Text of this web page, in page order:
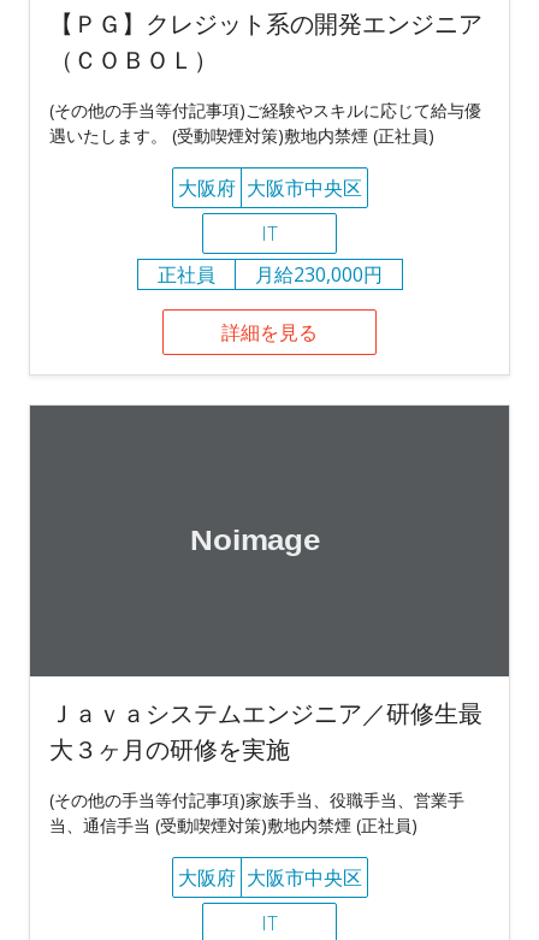
【ＰＧ】クレジット系の開発エンジニア
（ＣＯＢＯＬ）
(その他の手当等付記事項)ご経験やスキルに応じて給与優
遇いたします。 (受動喫煙対策)敷地内禁煙 (正社員)
大阪府 大阪市中央区
IT
正社員
月給230,000円
詳細を見る
Ｊａｖａシステムエンジニア／研修生最
大３ヶ月の研修を実施
(その他の手当等付記事項)家族手当、役職手当、営業手
当、通信手当 (受動喫煙対策)敷地内禁煙 (正社員)
大阪府 大阪市中央区
IT